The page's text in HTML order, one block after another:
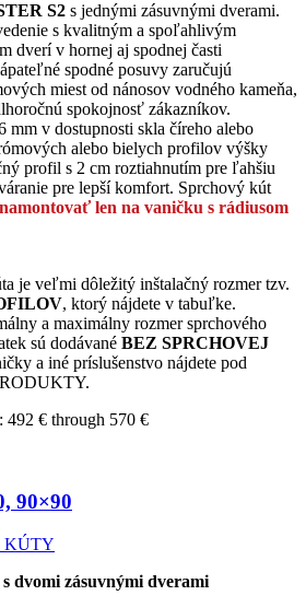
S2 s jednými zásuvnými dverami.
s kvalitným a spoľahlivým
dverí v hornej aj spodnej časti
spodné posuvy zaručujú
miest od nánosov vodného kameňa,
spokojnosť zákazníkov.
mm v dostupnosti skla číreho alebo
alebo bielych profilov výšky
profil s 2 cm roztiahnutím pre ľahšiu
pre lepší komfort. Sprchový kút
len na vaničku s rádiusom
je veľmi dôležitý inštalačný rozmer tzv.
, ktorý nájdete v tabuľke.
a maximálny rozmer sprchového
sú dodávané BEZ SPRCHOVEJ
a iné príslušenstvo nájdete pod
492 € through 570 €
90×90
KÚTY
dvomi zásuvnými dverami